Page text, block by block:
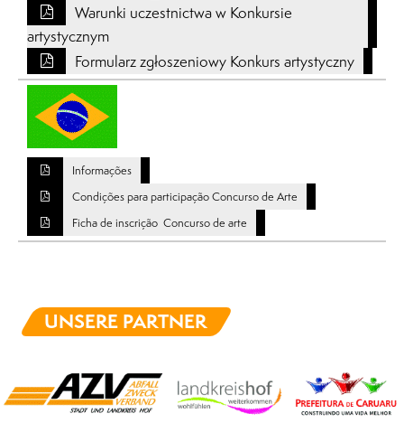
Warunki uczestnictwa w Konkursie
artystycznym
Formularz zgłoszeniowy Konkurs artystyczny
Informações
Condições para participação Concurso de Arte
Ficha de inscrição Concurso de arte
UNSERE PARTNER